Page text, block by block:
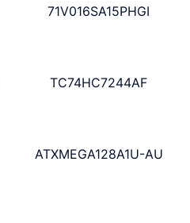
71V016SA15PHGI
TC74HC7244AF
ATXMEGA128A1U-AU